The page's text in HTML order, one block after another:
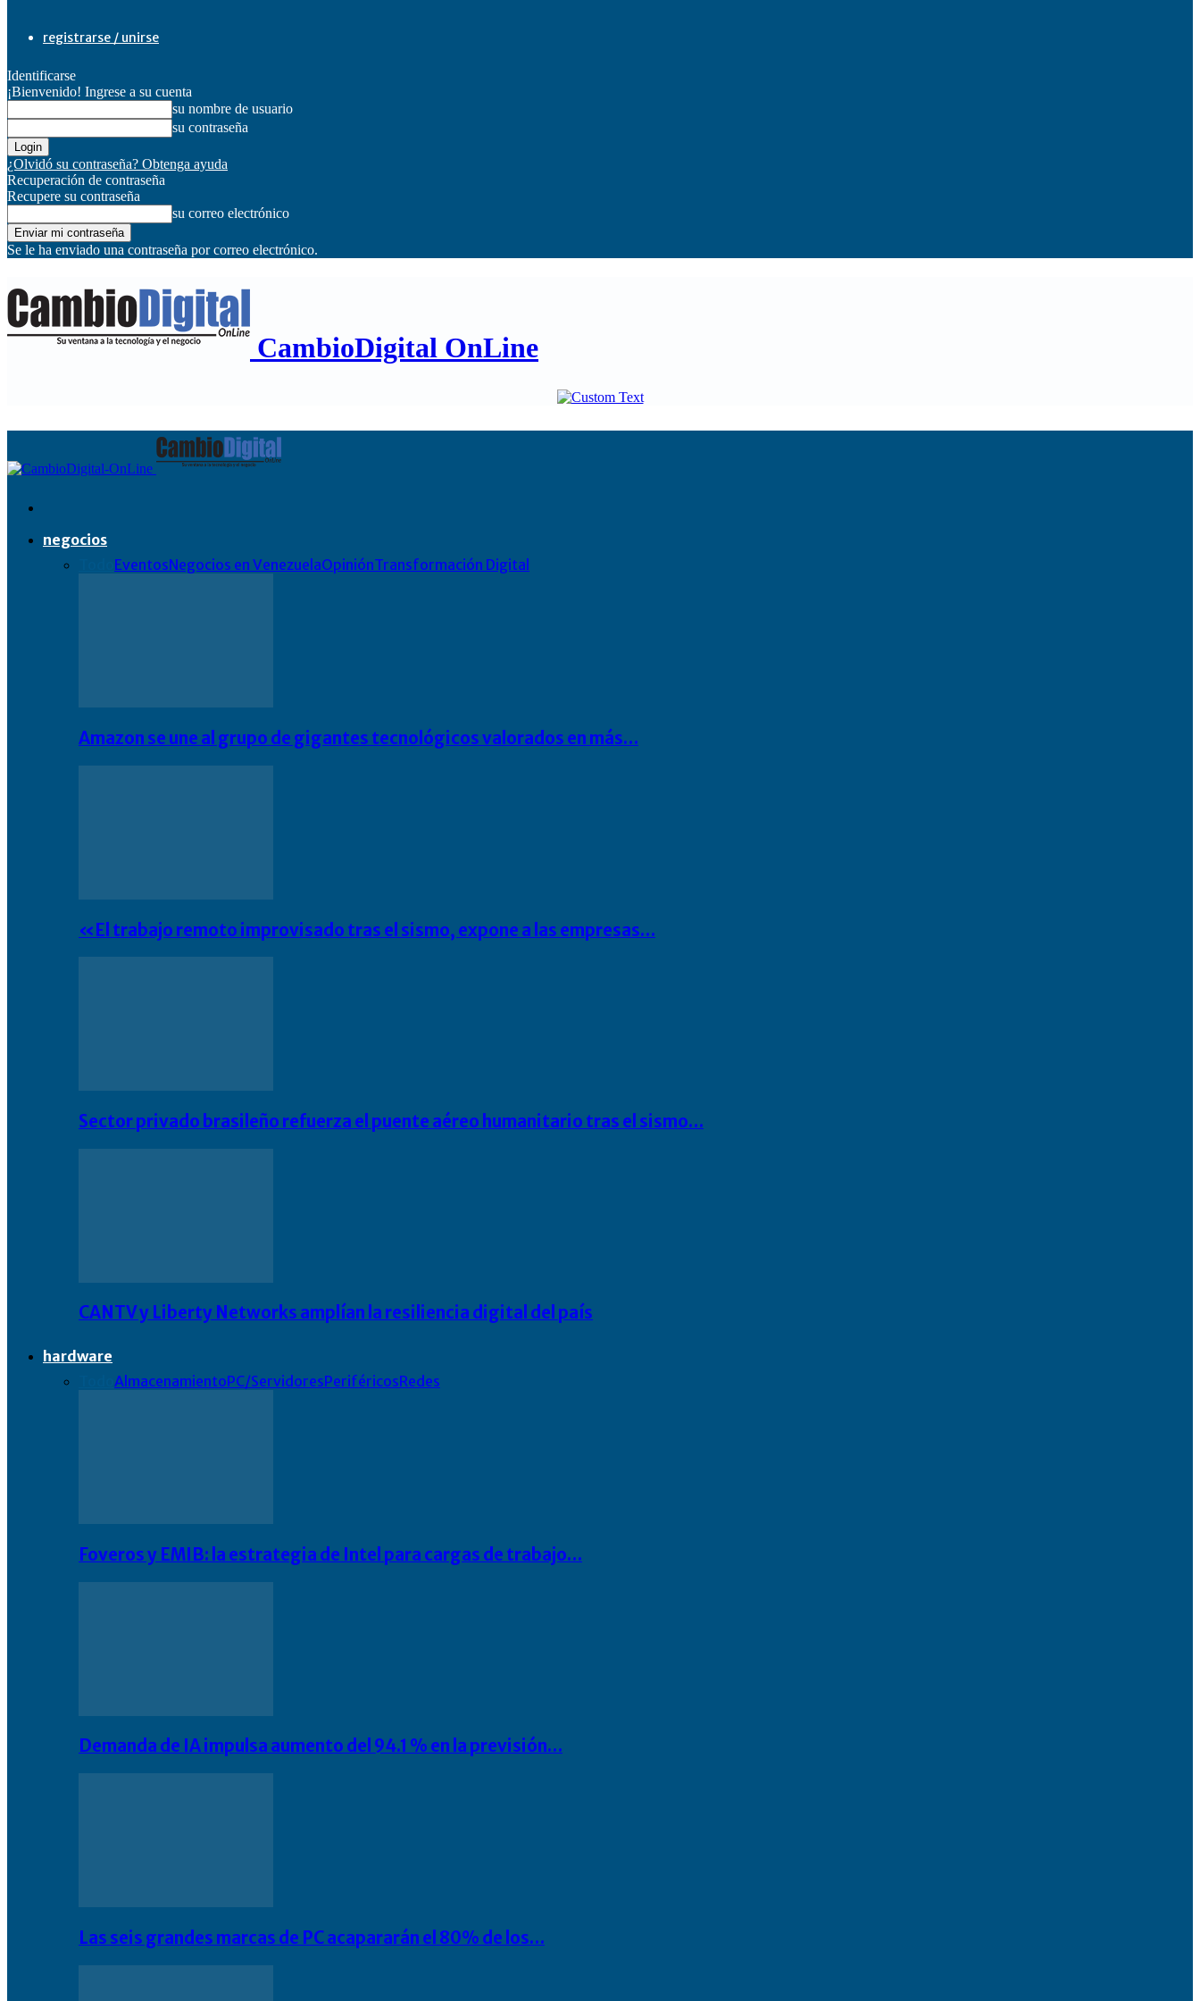
registrarse / unirse
Identificarse
¡Bienvenido! Ingrese a su cuenta
su nombre de usuario
su contraseña
¿Olvidó su contraseña? Obtenga ayuda
Recuperación de contraseña
Recupere su contraseña
su correo electrónico
Se le ha enviado una contraseña por correo electrónico.
CambioDigital OnLine
negocios
EventosNegocios en VenezuelaOpiniónTransformación Digital
Amazon se une al grupo de gigantes tecnológicos valorados en más…
«El trabajo remoto improvisado tras el sismo, expone a las empresas…
Sector privado brasileño refuerza el puente aéreo humanitario tras el sismo…
CANTV y Liberty Networks amplían la resiliencia digital del país
hardware
AlmacenamientoPC/ServidoresPeriféricosRedes
Foveros y EMIB: la estrategia de Intel para cargas de trabajo…
Demanda de IA impulsa aumento del 94.1 % en la previsión…
Las seis grandes marcas de PC acapararán el 80% de los…